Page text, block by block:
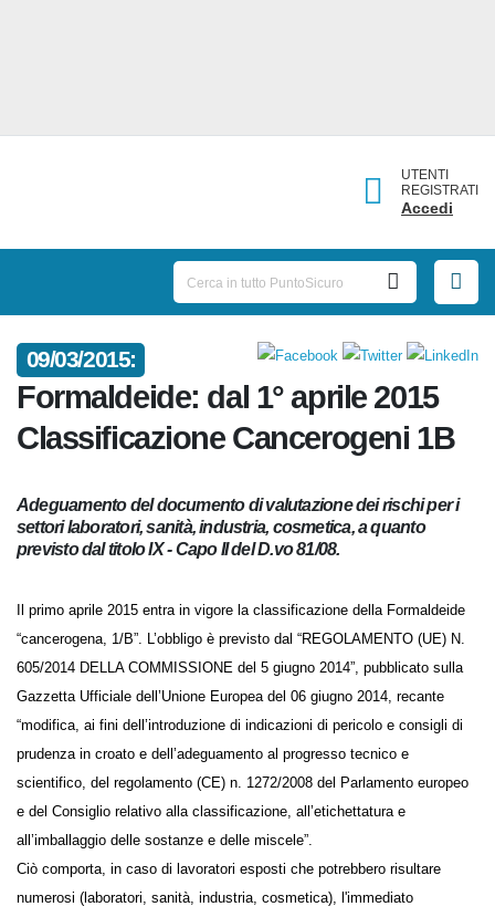
UTENTI
REGISTRATI
Accedi
09/03/2015:
Formaldeide: dal 1° aprile 2015
Classificazione Cancerogeni 1B
Adeguamento del documento di valutazione dei rischi per i
settori laboratori, sanità, industria, cosmetica, a quanto
previsto dal titolo IX - Capo II del D.vo 81/08.
Il primo aprile 2015 entra in vigore la classificazione della Formaldeide
“cancerogena, 1/B”. L’obbligo è previsto dal “REGOLAMENTO (UE) N.
605/2014 DELLA COMMISSIONE del 5 giugno 2014”, pubblicato sulla
Gazzetta Ufficiale dell’Unione Europea del 06 giugno 2014, recante
“modifica, ai fini dell’introduzione di indicazioni di pericolo e consigli di
prudenza in croato e dell’adeguamento al progresso tecnico e
scientifico, del regolamento (CE) n. 1272/2008 del Parlamento europeo
e del Consiglio relativo alla classificazione, all’etichettatura e
all’imballaggio delle sostanze e delle miscele”.
Ciò comporta, in caso di lavoratori esposti che potrebbero risultare
numerosi (laboratori, sanità, industria, cosmetica), l'immediato